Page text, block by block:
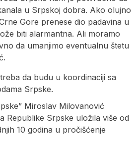
u Srpskoj dobra. Ako olujno
Gore prenese dio padavina u
biti alarmantna. Ali moramo
da umanjimo eventualnu štetu
da budu u koordinaciji sa
Srpske.
Miroslav Milovanović
Republike Srpske uložila više od
10 godina u pročišćenje